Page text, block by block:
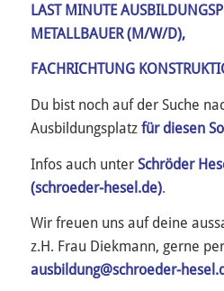
LAST MINUTE
METALLBAUER (M/W/D),
FACHRICHTUNG
Du bist noch auf der Suche
Ausbildungsplatz für diesen
Infos auch unter Schröder
(schroeder-hesel.de).
Wir freuen uns auf deine
z.H. Frau Diekmann, gerne
ausbildung@schroeder-